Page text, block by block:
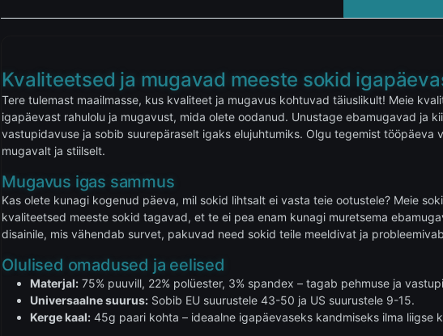
Kvaliteetsed ja mugavad meeste sokid
Tere tulemast maailmasse, kus kvaliteet ja mugavus kohtuvad täiuslikult! Meie
igapäevast rahulolu ja mugavust, mida olete oodanud. Unustage ebamugavad ja
vastupidavuse ja sobib suurepäraselt igaks elujuhtumiks. Olgu tegemist
mugavalt ja stiilselt.
Mugavus igas sammus
Kas olete kunagi kogenud päeva, mil sokid lihtsalt ei vasta teie ootustele? Meie
kvaliteetsed meeste sokid tagavad, et te ei pea enam kunagi muretsema
disainile, mis vähendab survet, pakuvad need sokid teile meeldivat ja
Olulised omadused ja eelised
Materjal: 75% puuvill, 22% polüester, 3% spandex – tagab pehmuse ja
Universaalne suurus: Sobib EU suurustele 43-50 ja US suurustele 9-15.
Kerge kaal: 45g paari kohta – ideaalne igapäevaseks kandmiseks ilma liigse